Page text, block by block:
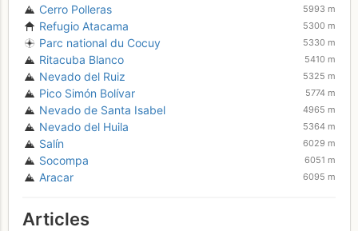
Cerro Polleras 5993 m
Refugio Atacama 5300 m
Parc national du Cocuy 5330 m
Ritacuba Blanco 5410 m
Nevado del Ruiz 5325 m
Pico Simón Bolívar 5774 m
Nevado de Santa Isabel 4965 m
Nevado del Huila 5364 m
Salín 6029 m
Socompa 6051 m
Aracar 6095 m
Articles